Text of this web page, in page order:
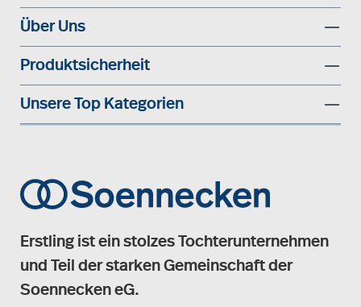
Über Uns
Produktsicherheit
Unsere Top Kategorien
Erstling ist ein stolzes Tochterunternehmen
und Teil der starken Gemeinschaft der
Soennecken eG.